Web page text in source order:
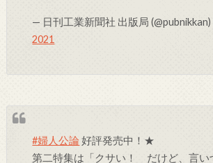
— 日刊工業新聞社 出版局 (@pubnikkan)
2021
#婦人公論 好評発売中！★
第二特集は「クサい！ だけど、言